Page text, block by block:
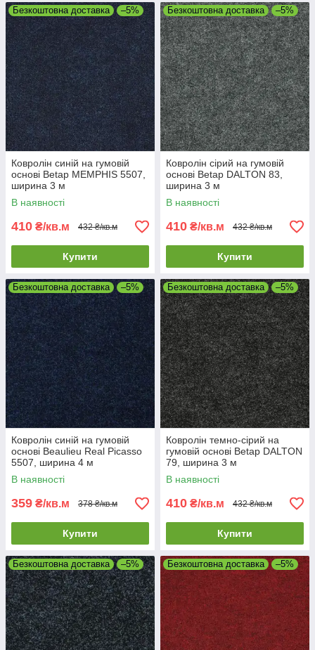
Безкоштовна доставка –5%
Ковролін синій на гумовій
основі Betap MEMPHIS 5507,
ширина 3 м
В наявності
410 ₴/кв.м 432 ₴/кв.м
Купити
Безкоштовна доставка –5%
Ковролін сірий на гумовій
основі Betap DALTON 83,
ширина 3 м
В наявності
410 ₴/кв.м 432 ₴/кв.м
Купити
Безкоштовна доставка –5%
Ковролін синій на гумовій
основі Beaulieu Real Picasso
5507, ширина 4 м
В наявності
359 ₴/кв.м 378 ₴/кв.м
Купити
Безкоштовна доставка –5%
Ковролін темно-сірий на
гумовій основі Betap DALTON
79, ширина 3 м
В наявності
410 ₴/кв.м 432 ₴/кв.м
Купити
Безкоштовна доставка –5% Безкоштовна доставка –5%